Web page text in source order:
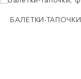
БАЛЕТКИ-ТАПОЧКИ